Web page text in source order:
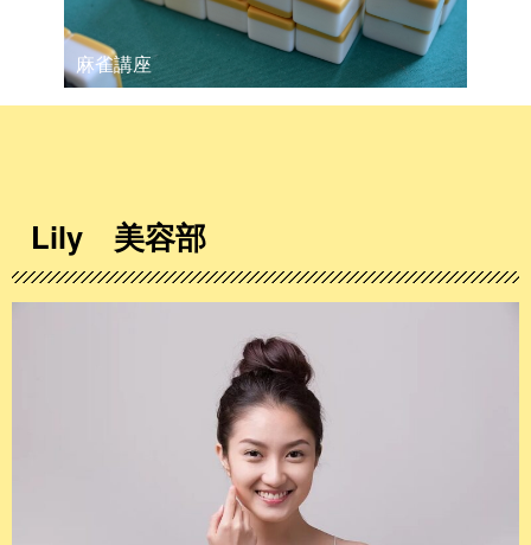
麻雀講座
Lily 美容部